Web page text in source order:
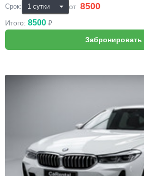
Срок: от 8500
Итого: 8500 ₽